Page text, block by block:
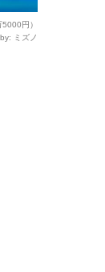
円）
ミズノ